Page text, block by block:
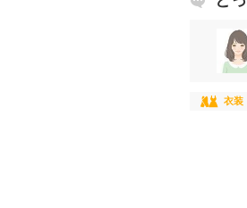
衣装